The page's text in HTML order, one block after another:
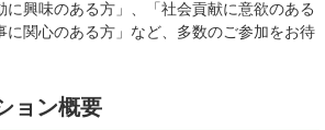
に興味のある方」、「社会貢献に意欲のある
に関心のある方」など、多数のご参加をお待
ョン概要